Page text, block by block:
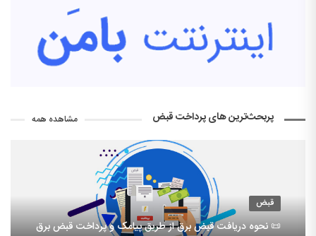
پربحث‌ترین های پرداخت قبض مشاهده همه
قبض
📜 نحوه دریافت قبض برق از طریق پیامک و پرداخت قبض برق